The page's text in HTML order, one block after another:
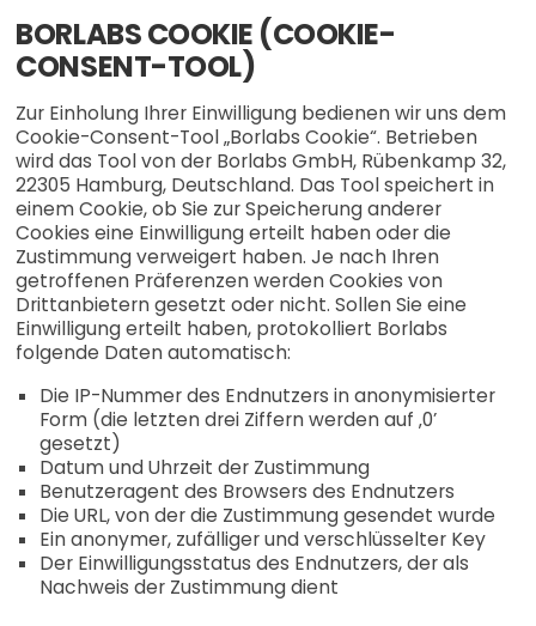
BORLABS COOKIE (COOKIE-
CONSENT-TOOL)
Zur Einholung Ihrer Einwilligung bedienen wir uns dem
Cookie-Consent-Tool „Borlabs Cookie“. Betrieben
wird das Tool von der Borlabs GmbH, Rübenkamp 32,
22305 Hamburg, Deutschland. Das Tool speichert in
einem Cookie, ob Sie zur Speicherung anderer
Cookies eine Einwilligung erteilt haben oder die
Zustimmung verweigert haben. Je nach Ihren
getroffenen Präferenzen werden Cookies von
Drittanbietern gesetzt oder nicht. Sollen Sie eine
Einwilligung erteilt haben, protokolliert Borlabs
folgende Daten automatisch:
Die IP-Nummer des Endnutzers in anonymisierter
Form (die letzten drei Ziffern werden auf ‚0’
gesetzt)
Datum und Uhrzeit der Zustimmung
Benutzeragent des Browsers des Endnutzers
Die URL, von der die Zustimmung gesendet wurde
Ein anonymer, zufälliger und verschlüsselter Key
Der Einwilligungsstatus des Endnutzers, der als
Nachweis der Zustimmung dient